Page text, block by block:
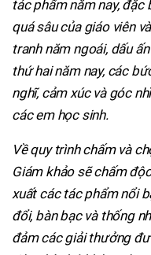
tác phẩm năm nay, đặc
quá sâu của giáo viên
tranh năm ngoái, dấu
thứ hai năm nay, các
nghĩ, cảm xúc và góc
các em học sinh.
Về quy trình chấm và
Giám khảo sẽ chấm
xuất các tác phẩm nổi
đổi, bàn bạc và thống
đảm các giải thưởng